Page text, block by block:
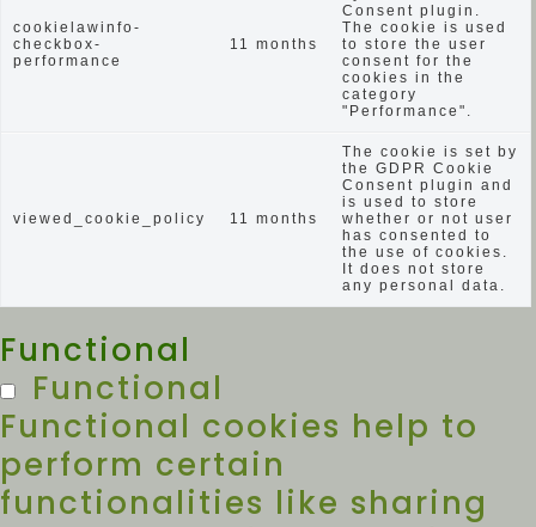
cookielawinfo-
checkbox-
performance
11 months
Consent plugin.
The cookie is used
to store the user
consent for the
cookies in the
category
"Performance".
viewed_cookie_policy 11 months
The cookie is set by
the GDPR Cookie
Consent plugin and
is used to store
whether or not user
has consented to
the use of cookies.
It does not store
any personal data.
Functional
Functional
Functional cookies help to
perform certain
functionalities like sharing